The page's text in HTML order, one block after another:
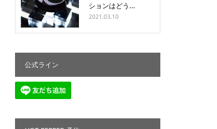
ションはどう...
2021.03.10
公式ライン